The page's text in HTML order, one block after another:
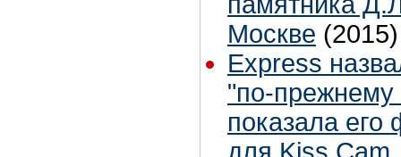
Москве (2015)
Express
"по-
показала